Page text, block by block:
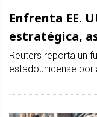
Enfrenta EE.
estratégica,
Reuters reporta un
estadounidense